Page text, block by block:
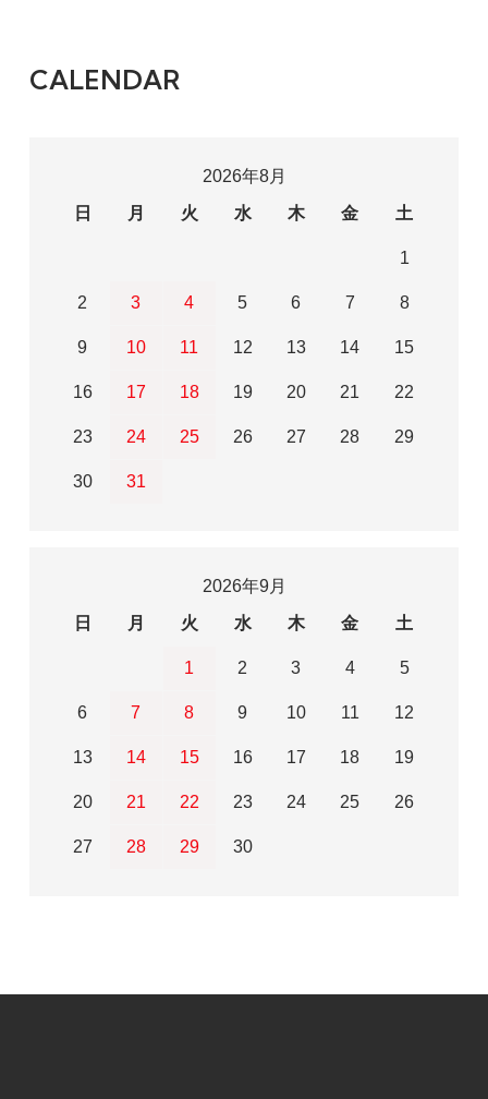
CALENDAR
2026年8月
日
月 火 水 木 金 土
1
2 3 4 5 6 7 8
9 10 11 12 13 14 15
16 17 18 19 20 21 22
23 24 25 26 27 28 29
30 31
2026年9月
日
月 火 水 木 金 土
1 2 3 4 5
6 7 8 9 10 11 12
13 14 15 16 17 18 19
20 21 22 23 24 25 26
27 28 29 30